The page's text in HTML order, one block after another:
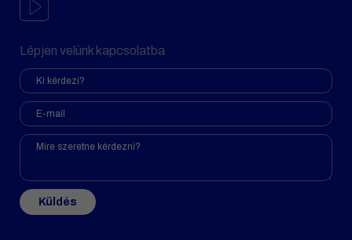
Lépjen velünk kapcsolatba
Küldés